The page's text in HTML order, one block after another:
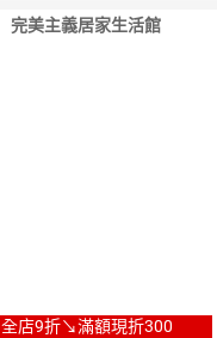
完美主義居家生活館
全店9折↘滿額現折300